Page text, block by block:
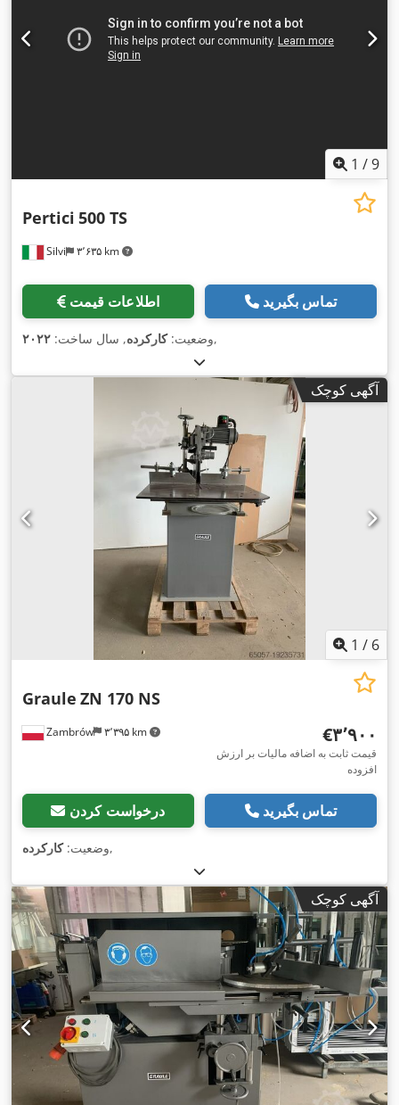
1 /9
Silvi ۳٬۶۳۵ km
Pertici 500 TS
اطلاعات قیمت تماس بگیرید
وضعیت:کارکرده, سال ساخت: ۲۰۲۲ ,
آگهی کوچک
1 / 6
Zambrów ۳٬۳۹۵ km
Graule ZN 170 NS
‎€۳٬۹۰۰
قیمت ثابت به اضافه مالیات بر ارزش
افزوده
درخواست کردن تماس بگیرید
وضعیت:کارکرده ,
آگهی کوچک